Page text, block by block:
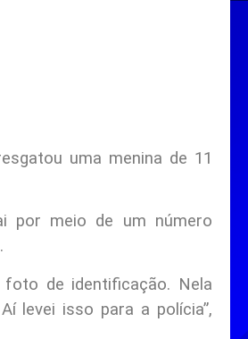
uma menina de 11
por meio de um número
foto de identificação. Nela
levei isso para a polícia”,